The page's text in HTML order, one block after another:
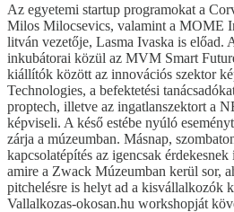
Az egyetemi startup programokat a
Milos Milocsevics, valamint a MOME
litván vezetője, Lasma Ivaska is előad.
inkubátorai közül az MVM Smart
kiállítók között az innovációs szektor
Technologies, a befektetési
proptech, illetve az ingatlanszektort a
képviseli. A késő estébe nyúló
zárja a múzeumban. Másnap,
kapcsolatépítés az igencsak
amire a Zwack Múzeumban kerül sor,
pitchelésre is helyt ad a kisvállalkozók
Vallalkozas-okosan.hu workshopját